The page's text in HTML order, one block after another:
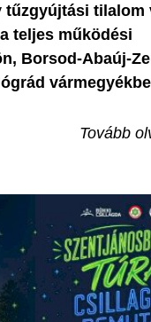
tűzgyújtási tilalom
a teljes működési
Borsod-Abaúj-
Tovább